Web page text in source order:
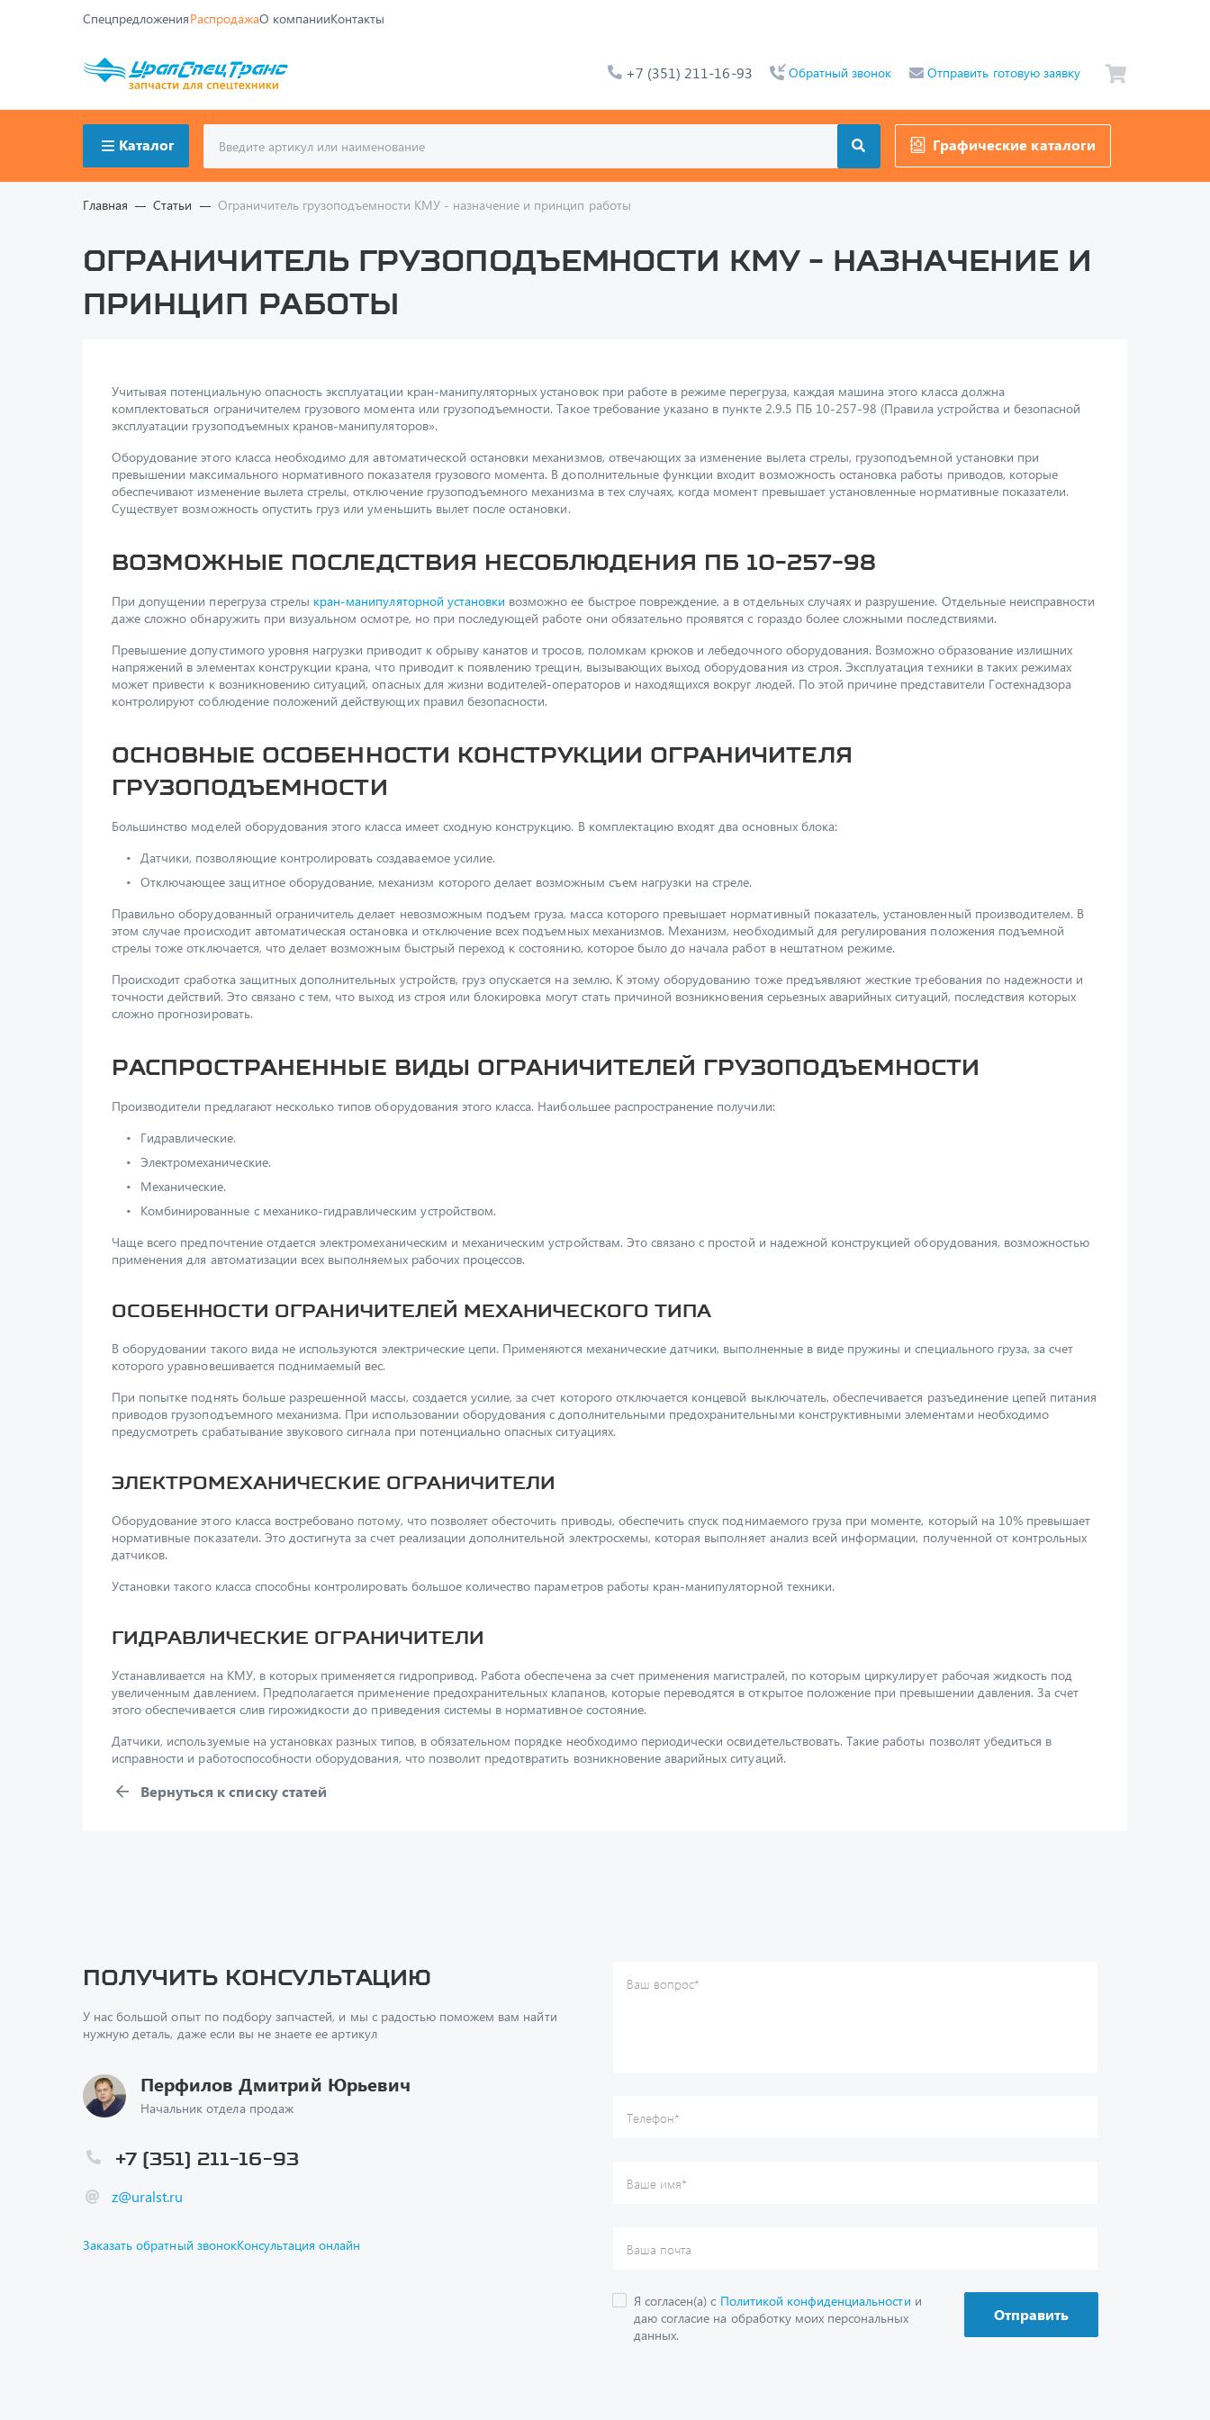
СпецпредложенияРаспродажаО компанииКонтакты
+7 (351) 211-16-93 Обратный звонок Отправить готовую заявку
Каталог Графические каталоги
Главная Статьи Ограничитель грузоподъемности КМУ - назначение и принцип работы
Ограничитель грузоподъемности КМУ - назначение и
принцип работы
Учитывая потенциальную опасность эксплуатации кран-манипуляторных установок при работе в режиме перегруза, каждая машина этого класса должна
комплектоваться ограничителем грузового момента или грузоподъемности. Такое требование указано в пункте 2.9.5 ПБ 10-257-98 (Правила устройства и безопасной
эксплуатации грузоподъемных кранов-манипуляторов».
Оборудование этого класса необходимо для автоматической остановки механизмов, отвечающих за изменение вылета стрелы, грузоподъемной установки при
превышении максимального нормативного показателя грузового момента. В дополнительные функции входит возможность остановка работы приводов, которые
обеспечивают изменение вылета стрелы, отключение грузоподъемного механизма в тех случаях, когда момент превышает установленные нормативные показатели.
Существует возможность опустить груз или уменьшить вылет после остановки.
Возможные последствия несоблюдения ПБ 10-257-98
При допущении перегруза стрелы кран-манипуляторной установки возможно ее быстрое повреждение, а в отдельных случаях и разрушение. Отдельные неисправности
даже сложно обнаружить при визуальном осмотре, но при последующей работе они обязательно проявятся с гораздо более сложными последствиями.
Превышение допустимого уровня нагрузки приводит к обрыву канатов и тросов, поломкам крюков и лебедочного оборудования. Возможно образование излишних
напряжений в элементах конструкции крана, что приводит к появлению трещин, вызывающих выход оборудования из строя. Эксплуатация техники в таких режимах
может привести к возникновению ситуаций, опасных для жизни водителей-операторов и находящихся вокруг людей. По этой причине представители Гостехнадзора
контролируют соблюдение положений действующих правил безопасности.
Основные особенности конструкции ограничителя
грузоподъемности
Большинство моделей оборудования этого класса имеет сходную конструкцию. В комплектацию входят два основных блока:
Датчики, позволяющие контролировать создаваемое усилие.
Отключающее защитное оборудование, механизм которого делает возможным съем нагрузки на стреле.
Правильно оборудованный ограничитель делает невозможным подъем груза, масса которого превышает нормативный показатель, установленный производителем. В
этом случае происходит автоматическая остановка и отключение всех подъемных механизмов. Механизм, необходимый для регулирования положения подъемной
стрелы тоже отключается, что делает возможным быстрый переход к состоянию, которое было до начала работ в нештатном режиме.
Происходит сработка защитных дополнительных устройств, груз опускается на землю. К этому оборудованию тоже предъявляют жесткие требования по надежности и
точности действий. Это связано с тем, что выход из строя или блокировка могут стать причиной возникновения серьезных аварийных ситуаций, последствия которых
сложно прогнозировать.
Распространенные виды ограничителей грузоподъемности
Производители предлагают несколько типов оборудования этого класса. Наибольшее распространение получили:
Гидравлические.
Электромеханические.
Механические.
Комбинированные с механико-гидравлическим устройством.
Чаще всего предпочтение отдается электромеханическим и механическим устройствам. Это связано с простой и надежной конструкцией оборудования, возможностью
применения для автоматизации всех выполняемых рабочих процессов.
Особенности ограничителей механического типа
В оборудовании такого вида не используются электрические цепи. Применяются механические датчики, выполненные в виде пружины и специального груза, за счет
которого уравновешивается поднимаемый вес.
При попытке поднять больше разрешенной массы, создается усилие, за счет которого отключается концевой выключатель, обеспечивается разъединение цепей питания
приводов грузоподъемного механизма. При использовании оборудования с дополнительными предохранительными конструктивными элементами необходимо
предусмотреть срабатывание звукового сигнала при потенциально опасных ситуациях.
Электромеханические ограничители
Оборудование этого класса востребовано потому, что позволяет обесточить приводы, обеспечить спуск поднимаемого груза при моменте, который на 10% превышает
нормативные показатели. Это достигнута за счет реализации дополнительной электросхемы, которая выполняет анализ всей информации, полученной от контрольных
датчиков.
Установки такого класса способны контролировать большое количество параметров работы кран-манипуляторной техники.
Гидравлические ограничители
Устанавливается на КМУ, в которых применяется гидропривод. Работа обеспечена за счет применения магистралей, по которым циркулирует рабочая жидкость под
увеличенным давлением. Предполагается применение предохранительных клапанов, которые переводятся в открытое положение при превышении давления. За счет
этого обеспечивается слив гирожидкости до приведения системы в нормативное состояние.
Датчики, используемые на установках разных типов, в обязательном порядке необходимо периодически освидетельствовать. Такие работы позволят убедиться в
исправности и работоспособности оборудования, что позволит предотвратить возникновение аварийных ситуаций.
Вернуться к списку статей
Получить консультацию
У нас большой опыт по подбору запчастей, и мы с радостью поможем вам найти
нужную деталь, даже если вы не знаете ее артикул
Перфилов Дмитрий Юрьевич
Начальник отдела продаж
z@uralst.ru
+7 (351) 211-16-93
Заказать обратный звонокКонсультация онлайн
Ваш вопрос*